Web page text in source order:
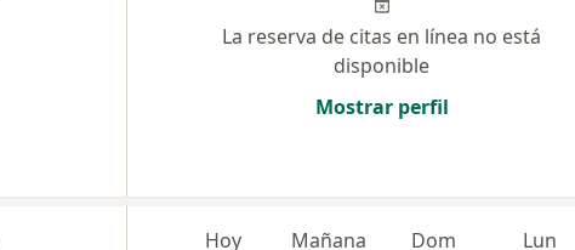
La reserva de citas en línea no está
disponible
Mostrar perfil
Hoy Mañana Dom Lun